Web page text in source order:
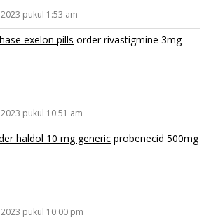
pukul 1:53 am
exelon pills order rivastigmine 3mg
pukul 10:51 am
haldol 10 mg generic probenecid 500mg
pukul 10:00 pm